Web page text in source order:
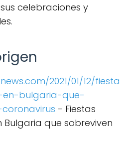
celebraciones y
2021/01/12/fiesta
en-bulgaria-que-
- Fiestas
Bulgaria que sobreviven